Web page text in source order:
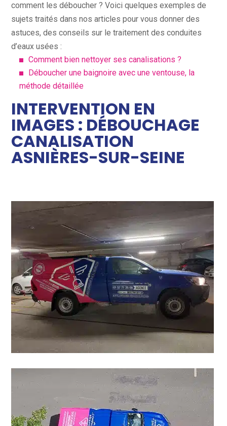
comment les déboucher ? Voici quelques exemples de
sujets traités dans nos articles pour vous donner des
astuces, des conseils sur le traitement des conduites
d’eaux usées :
Comment bien nettoyer ses canalisations ?
Déboucher une baignoire avec une ventouse, la
méthode détaillée
INTERVENTION EN
IMAGES : DÉBOUCHAGE
CANALISATION
ASNIÈRES-SUR-SEINE